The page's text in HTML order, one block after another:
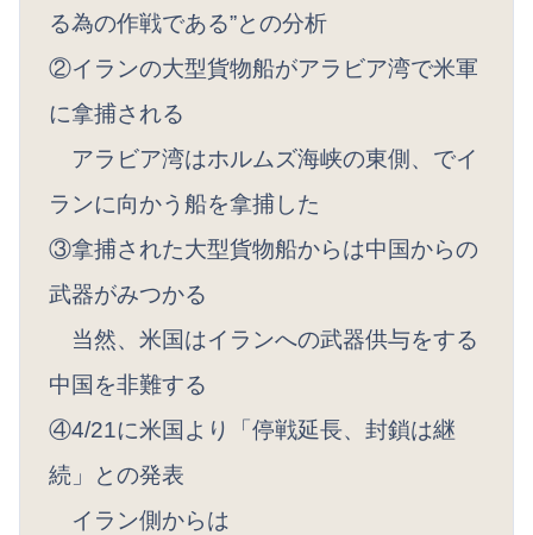
る為の作戦である”との分析
②イランの大型貨物船がアラビア湾で米軍
に拿捕される
アラビア湾はホルムズ海峡の東側、でイ
ランに向かう船を拿捕した
③拿捕された大型貨物船からは中国からの
武器がみつかる
当然、米国はイランへの武器供与をする
中国を非難する
④4/21に米国より「停戦延長、封鎖は継
続」との発表
イラン側からは